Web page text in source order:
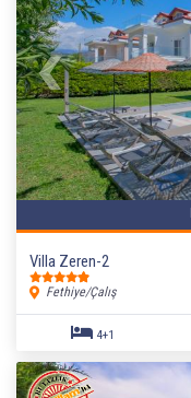
3+1
Villa Zeren-2
Fethiye/Çalış